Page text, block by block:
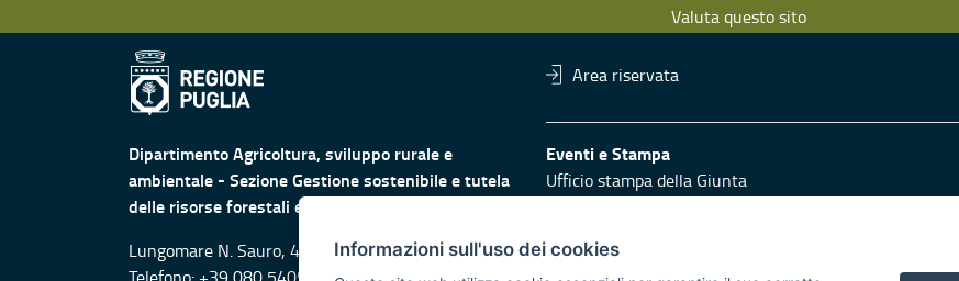
Valuta questo sito
Area riservata
Dipartimento Agricoltura, sviluppo rurale e
ambientale - Sezione Gestione sostenibile e tutela
delle risorse forestali e naturali
Lungomare N. Sauro, 45 -47 - 70121 Bari
Telefono: +39 080 5405075
Eventi e Stampa
Ufficio stampa della Giunta
Press Regione
Informazioni sull'uso dei cookies